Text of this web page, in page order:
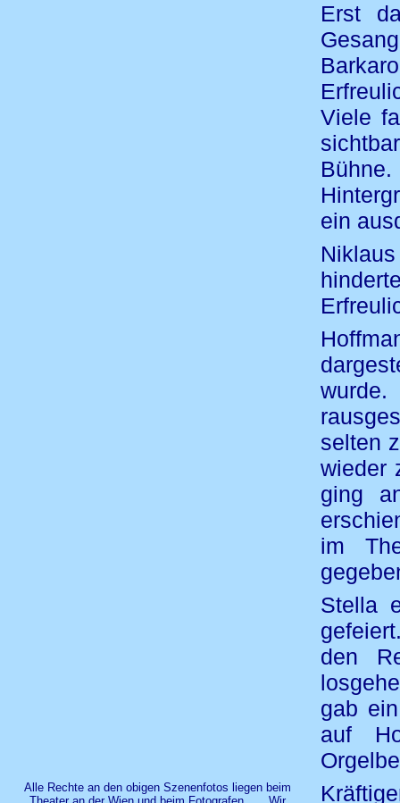
Erst
Viele
ein
selten
wieder
ging
im
Stella
den
gab
auf
Alle Rechte an den obigen Szenenfotos liegen beim